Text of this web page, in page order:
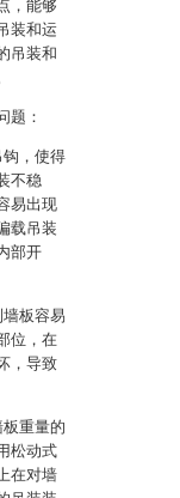
，能够
装和运
吊装和
题：
，使得
不稳
易出现
载吊装
部开
板容易
位，在
，导致
重量的
松动式
在对墙